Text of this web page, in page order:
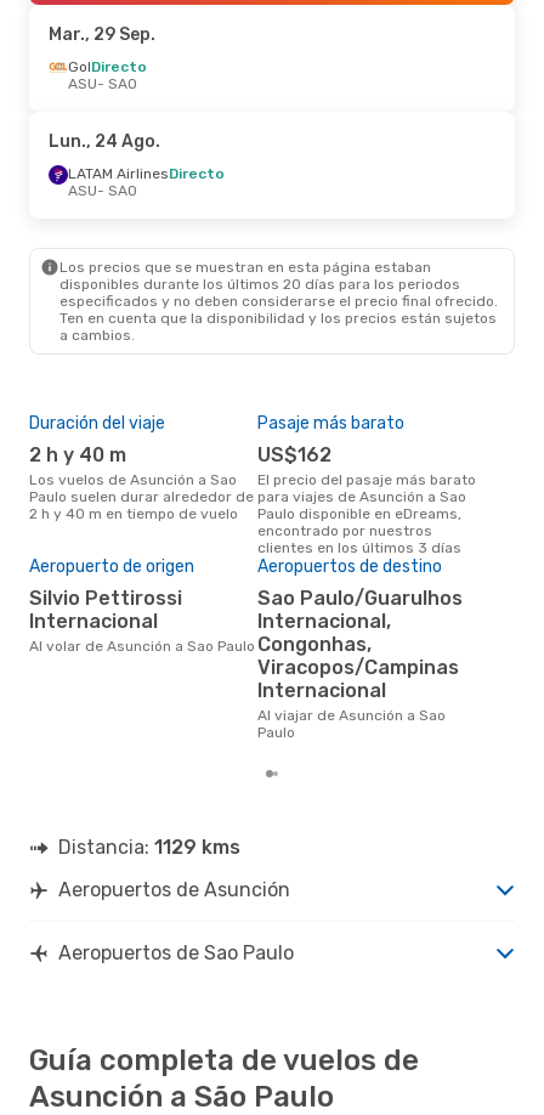
SAO- ASU
Vie., 28 Ago.
LATAM Airlines
SAO- ASU
- SAO
LATAM AirlinesDirecto
SAO- ASU
Mié., 7 Oct.- Vie., 9 Oct.
Gol1 Escala
SAO - ASU
Mar., 29 Sep.
GolDirecto
ASU- SAO
Lun., 24 Ago.
LATAM AirlinesDirecto
ASU- SAO
Los precios que se muestran en esta página estaban
disponibles durante los últimos 20 días para los periodos
especificados y no deben considerarse el precio final ofrecido.
Ten en cuenta que la disponibilidad y los precios están sujetos
a cambios.
Duración del viaje
2 h y 40 m
Los vuelos de Asunción a Sao
Paulo suelen durar alrededor de
2 h y 40 m en tiempo de vuelo
Pasaje más barato
US$162
El precio del pasaje más barato
para viajes de Asunción a Sao
Paulo disponible en eDreams,
encontrado por nuestros
clientes en los últimos 3 días
Aeropuerto de origen
Silvio Pettirossi
Internacional
Al volar de Asunción a Sao Paulo
Aeropuertos de destino
Sao Paulo/Guarulhos
Internacional,
Congonhas,
Viracopos/Campinas
Internacional
Al viajar de Asunción a Sao
Paulo
Distancia: 1129 kms
Aeropuertos de Asunción
Aeropuertos de Sao Paulo
Guía completa de vuelos de
Asunción a São Paulo